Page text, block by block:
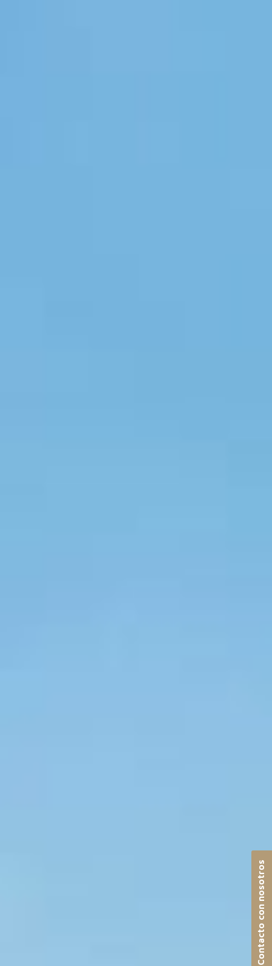
Contacto con nosotros